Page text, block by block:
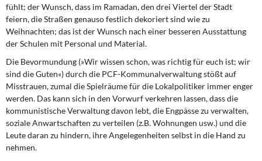
fühlt; der Wunsch, dass im Ramadan, den drei Viertel der Stadt
feiern, die Straßen genauso festlich dekoriert sind wie zu
Weihnachten; das ist der Wunsch nach einer besseren Ausstattung
der Schulen mit Personal und Material.
Die Bevormundung (»Wir wissen schon,was richtig für euch ist; wir
sind die Guten«) durch die PCF-Kommunalverwaltung stößt auf
Misstrauen, zumal die Spielräume für die Lokalpolitiker immer enger
werden. Das kann sich in den Vorwurf verkehren lassen, dass die
kommunistische Verwaltung davon lebt, die Engpässe zu verwalten,
soziale Anwartschaften zu verteilen (z.B. Wohnungen usw.) und die
Leute daran zu hindern, ihre Angelegenheiten selbst in die Hand zu
nehmen.